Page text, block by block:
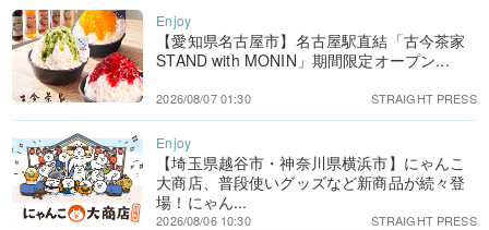
【愛知県名古屋市】名古屋駅直結「古今茶家
STAND with MONIN」期間限定オープン...
STRAIGHT PRESS
2026/08/07 01:30
【埼玉県越谷市・神奈川県横浜市】にゃんこ
大商店、普段使いグッズなど新商品が続々登
場！にゃん...
STRAIGHT PRESS
2026/08/06 10:30